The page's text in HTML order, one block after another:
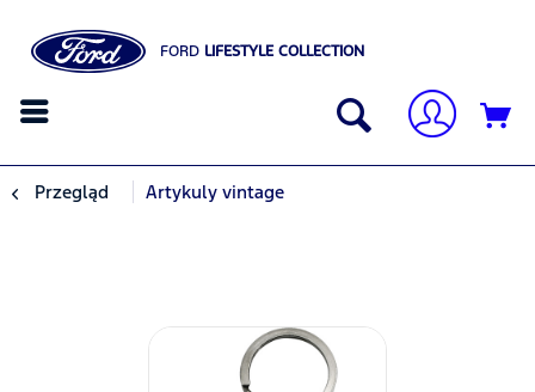
FORD LIFESTYLE COLLECTION
Przegląd Artykuly vintage